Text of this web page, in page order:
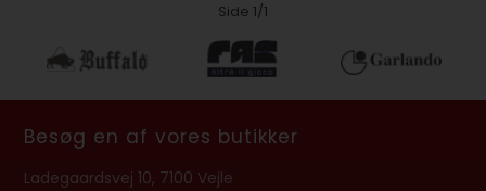
Side 1/1
Besøg en af vores butikker
Ladegaardsvej 10, 7100 Vejle